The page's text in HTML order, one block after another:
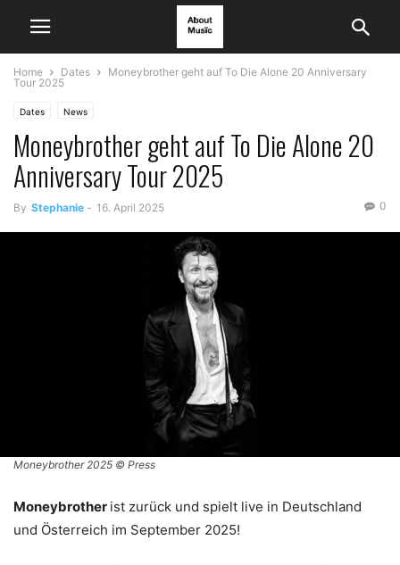
Home Dates
Moneybrother geht auf To Die Alone 20 Anniversary
Tour 2025
Dates News
Moneybrother geht auf To Die Alone 20
Anniversary Tour 2025
By Stephanie - 16. April 2025 0
Moneybrother 2025 © Press
Moneybrother ist zurück und spielt live in Deutschland
und Österreich im September 2025!